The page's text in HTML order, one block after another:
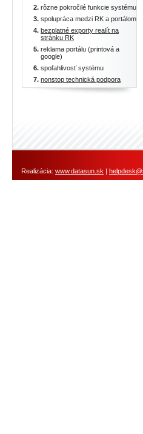
rôzne pokročilé funkcie systému
spolupráca medzi RK a portálom
bezplatné exporty realít na
stránku RK
reklama portálu (printová a
google)
spoľahlivosť systému
nonstop technická podpora
Realizácia: www.datasun.sk |